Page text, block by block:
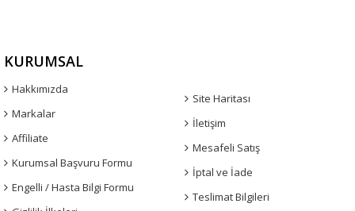
KURUMSAL
Hakkımızda
Markalar
Affiliate
Kurumsal Başvuru Formu
Engelli / Hasta Bilgi Formu
Site Haritası
İletişim
Mesafeli Satış
İptal ve İade
Teslimat Bilgileri